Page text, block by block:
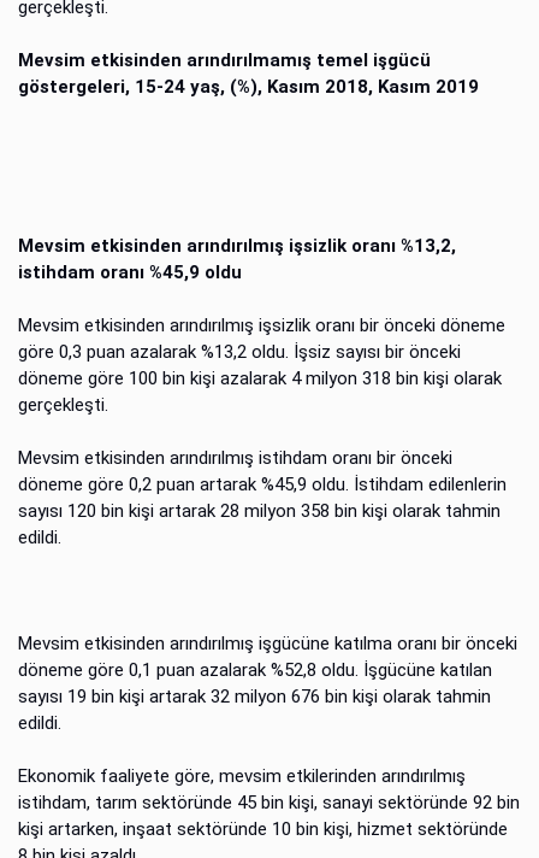
gerçekleşti.
Mevsim etkisinden arındırılmamış temel işgücü
göstergeleri, 15-24 yaş, (%), Kasım 2018, Kasım 2019
Mevsim etkisinden arındırılmış işsizlik oranı %13,2,
istihdam oranı %45,9 oldu
Mevsim etkisinden arındırılmış işsizlik oranı bir önceki döneme
göre 0,3 puan azalarak %13,2 oldu. İşsiz sayısı bir önceki
döneme göre 100 bin kişi azalarak 4 milyon 318 bin kişi olarak
gerçekleşti.
Mevsim etkisinden arındırılmış istihdam oranı bir önceki
döneme göre 0,2 puan artarak %45,9 oldu. İstihdam edilenlerin
sayısı 120 bin kişi artarak 28 milyon 358 bin kişi olarak tahmin
edildi.
Mevsim etkisinden arındırılmış işgücüne katılma oranı bir önceki
döneme göre 0,1 puan azalarak %52,8 oldu. İşgücüne katılan
sayısı 19 bin kişi artarak 32 milyon 676 bin kişi olarak tahmin
edildi.
Ekonomik faaliyete göre, mevsim etkilerinden arındırılmış
istihdam, tarım sektöründe 45 bin kişi, sanayi sektöründe 92 bin
kişi artarken, inşaat sektöründe 10 bin kişi, hizmet sektöründe